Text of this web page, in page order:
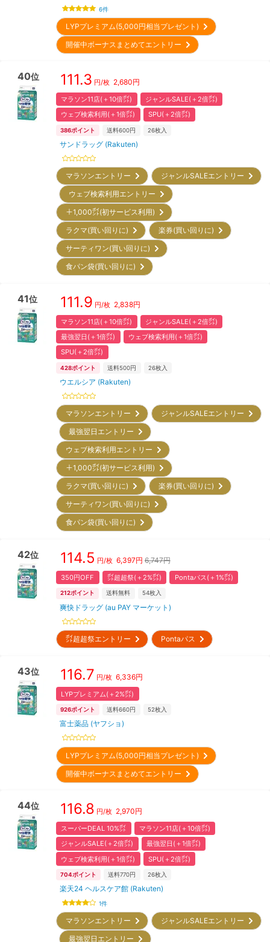
6件
LYPプレミアム(5,000円相当プレゼント)
開催中ボーナスまとめてエントリー
40位 111.3 円/枚 2,680円
マラソン11店(＋10倍㌽)
ジャンルSALE(＋2倍㌽)
ウェブ検索利用(＋1倍㌽)
SPU(＋2倍㌽)
386ポイント 送料600円 26枚入
サンドラッグ (Rakuten)
マラソンエントリー
ジャンルSALEエントリー
ウェブ検索利用エントリー
＋1,000㌽(初サービス利用)
ラクマ(買い回りに)
楽券(買い回りに)
サーティワン(買い回りに)
食パン袋(買い回りに)
41位 111.9 円/枚 2,838円
マラソン11店(＋10倍㌽)
ジャンルSALE(＋2倍㌽)
最強翌日(＋1倍㌽)
ウェブ検索利用(＋1倍㌽)
SPU(＋2倍㌽)
428ポイント 送料500円 26枚入
ウエルシア (Rakuten)
マラソンエントリー
ジャンルSALEエントリー
最強翌日エントリー
ウェブ検索利用エントリー
＋1,000㌽(初サービス利用)
ラクマ(買い回りに)
楽券(買い回りに)
サーティワン(買い回りに)
食パン袋(買い回りに)
42位 114.5 円/枚 6,397円 6,747円
350円OFF ㌽超超祭(＋2%㌽) Pontaパス(＋1%㌽)
212ポイント 送料無料 54枚入
爽快ドラッグ (au PAY マーケット)
㌽超超祭エントリー Pontaパス
43位 116.7 円/枚 6,336円
LYPプレミアム(＋2%㌽)
926ポイント 送料660円 52枚入
富士薬品 (ヤフショ)
LYPプレミアム(5,000円相当プレゼント)
開催中ボーナスまとめてエントリー
44位 116.8 円/枚 2,970円
スーパーDEAL 10%㌽
マラソン11店(＋10倍㌽)
ジャンルSALE(＋2倍㌽)
最強翌日(＋1倍㌽)
ウェブ検索利用(＋1倍㌽)
SPU(＋2倍㌽)
704ポイント 送料770円 26枚入
楽天24 ヘルスケア館 (Rakuten)
1件
マラソンエントリー
ジャンルSALEエントリー
最強翌日エントリー